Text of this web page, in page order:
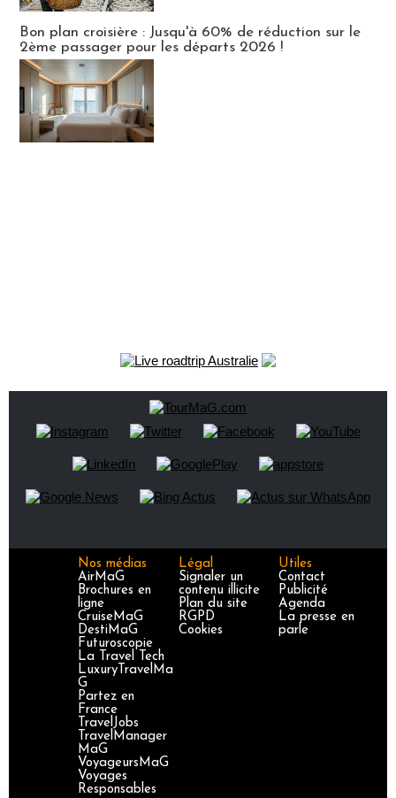
Bon plan croisière : Jusqu'à 60% de réduction sur le
2ème passager pour les départs 2026 !
Nos médias
AirMaG
Brochures en
ligne
CruiseMaG
DestiMaG
Futuroscopie
La Travel Tech
LuxuryTravelMa
G
Partez en
France
TravelJobs
TravelManager
MaG
VoyageursMaG
Voyages
Responsables
Légal
Signaler un
contenu illicite
Plan du site
RGPD
Cookies
Utiles
Contact
Publicité
Agenda
La presse en
parle